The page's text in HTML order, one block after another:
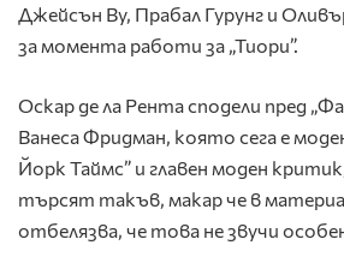
Джейсън Ву, Прабал Гурунг и
за момента работи за „Тиори”.
Оскар де ла Рента сподели пред
Ванеса Фридман, която сега е
Йорк Таймс” и главен моден
търсят такъв, макар че в
отбелязва, че това не звучи